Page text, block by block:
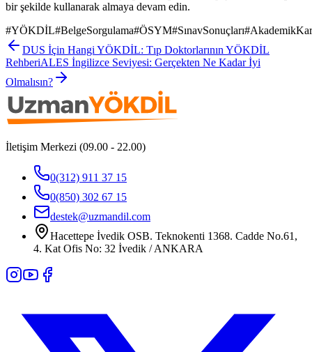
bir şekilde kullanarak almaya devam edin.
#YÖKDİL#BelgeSorgulama#ÖSYM#SınavSonuçları#
DUS İçin Hangi YÖKDİL: Tıp Doktorlarının YÖKDİL
RehberiALES İngilizce Seviyesi: Gerçekten Ne Kadar İyi
Olmalısın?
İletişim Merkezi (09.00 - 22.00)
0(312) 911 37 15
0(850) 302 67 15
destek@uzmandil.com
Hacettepe İvedik OSB. Teknokenti 1368. Cadde No.61,
4. Kat Ofis No: 32 İvedik / ANKARA